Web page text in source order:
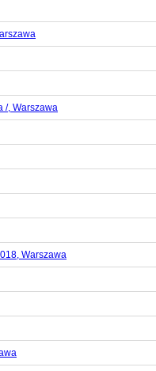
/, Warszawa
Warszawa